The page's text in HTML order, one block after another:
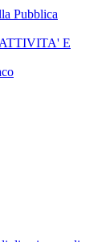
Pubblica
E